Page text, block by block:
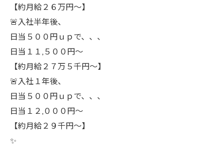
【約月給２６万円〜】
🚨入社半年後、
日当５００円ｕｐで、、、
日当１１,５００円〜
【約月給２７万５千円〜】
🚨入社１年後、
日当５００円ｕｐで、、、
日当１２,０００円〜
【約月給２９千円〜】
✨